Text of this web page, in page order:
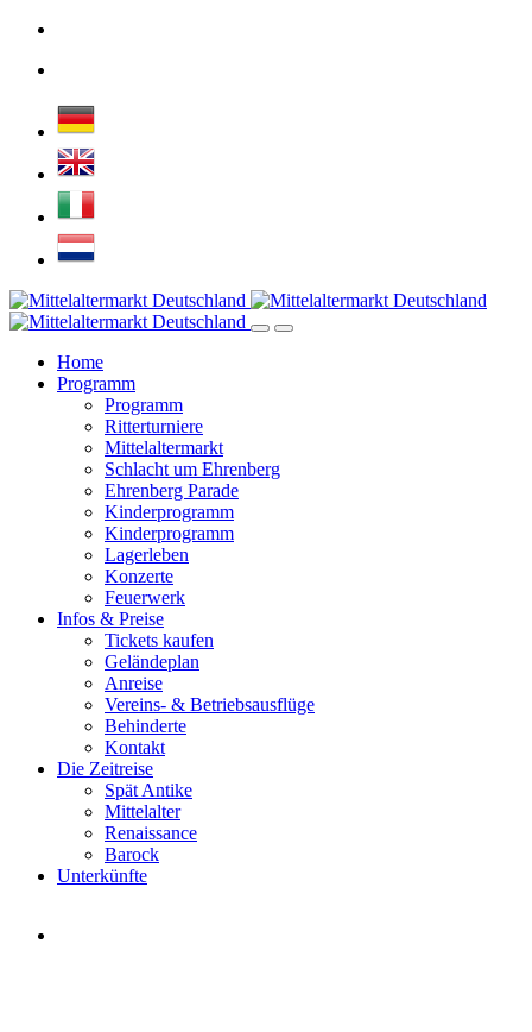
Home
Programm
Programm
Ritterturniere
Mittelaltermarkt
Schlacht um Ehrenberg
Ehrenberg Parade
Kinderprogramm
Kinderprogramm
Lagerleben
Konzerte
Feuerwerk
Infos & Preise
Tickets kaufen
Geländeplan
Anreise
Vereins- & Betriebsausflüge
Behinderte
Kontakt
Die Zeitreise
Spät Antike
Mittelalter
Renaissance
Barock
Unterkünfte